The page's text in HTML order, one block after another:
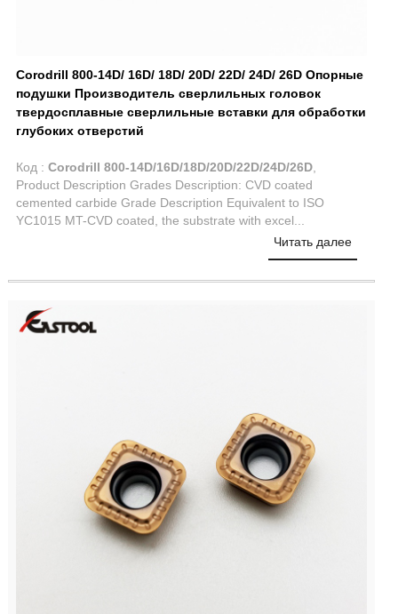
Corodrill 800-14D/ 16D/ 18D/ 20D/ 22D/ 24D/ 26D Опорные
подушки Производитель сверлильных головок
твердосплавные сверлильные вставки для обработки
глубоких отверстий
Код : Corodrill 800-14D/16D/18D/20D/22D/24D/26D,
Product Description Grades Description: CVD coated
cemented carbide Grade Description Equivalent to ISO
YC1015 MT-CVD coated, the substrate with excel...
Читать далее